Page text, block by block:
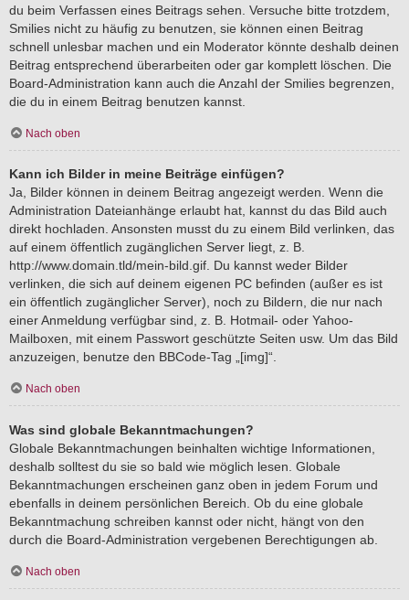
du beim Verfassen eines Beitrags sehen. Versuche bitte trotzdem,
Smilies nicht zu häufig zu benutzen, sie können einen Beitrag
schnell unlesbar machen und ein Moderator könnte deshalb deinen
Beitrag entsprechend überarbeiten oder gar komplett löschen. Die
Board-Administration kann auch die Anzahl der Smilies begrenzen,
die du in einem Beitrag benutzen kannst.
Nach oben
Kann ich Bilder in meine Beiträge einfügen?
Ja, Bilder können in deinem Beitrag angezeigt werden. Wenn die
Administration Dateianhänge erlaubt hat, kannst du das Bild auch
direkt hochladen. Ansonsten musst du zu einem Bild verlinken, das
auf einem öffentlich zugänglichen Server liegt, z. B.
http://www.domain.tld/mein-bild.gif. Du kannst weder Bilder
verlinken, die sich auf deinem eigenen PC befinden (außer es ist
ein öffentlich zugänglicher Server), noch zu Bildern, die nur nach
einer Anmeldung verfügbar sind, z. B. Hotmail- oder Yahoo-
Mailboxen, mit einem Passwort geschützte Seiten usw. Um das Bild
anzuzeigen, benutze den BBCode-Tag „[img]“.
Nach oben
Was sind globale Bekanntmachungen?
Globale Bekanntmachungen beinhalten wichtige Informationen,
deshalb solltest du sie so bald wie möglich lesen. Globale
Bekanntmachungen erscheinen ganz oben in jedem Forum und
ebenfalls in deinem persönlichen Bereich. Ob du eine globale
Bekanntmachung schreiben kannst oder nicht, hängt von den
durch die Board-Administration vergebenen Berechtigungen ab.
Nach oben